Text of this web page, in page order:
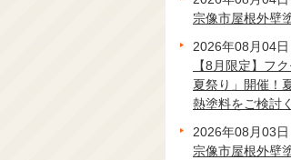
宗像市屋根外壁
2026年08月04日
【8月限定】フ
夏祭り」開催！
熱塗料をご検討
2026年08月03日
宗像市屋根外壁